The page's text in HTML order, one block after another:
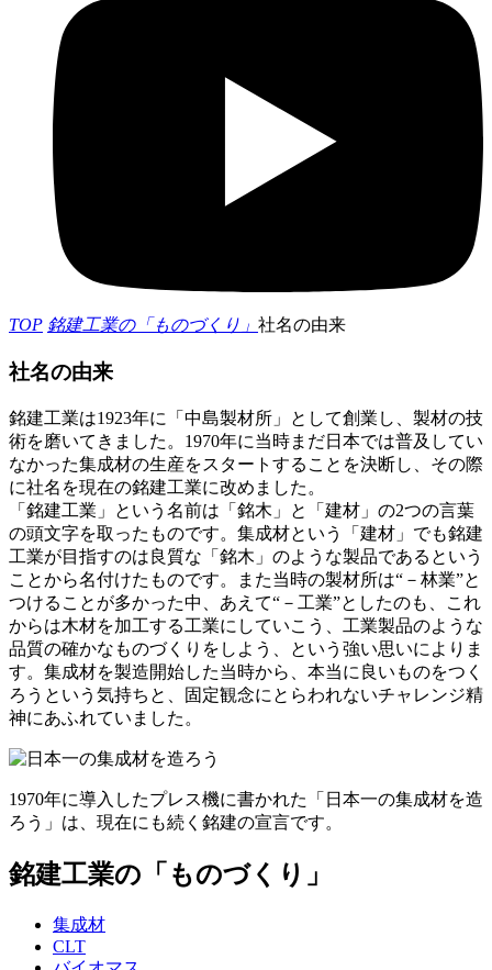
TOP 銘建工業の「ものづくり」 社名の由来
社名の由来
銘建工業は1923年に「中島製材所」として創業し、製材の技
術を磨いてきました。1970年に当時まだ日本では普及してい
なかった集成材の生産をスタートすることを決断し、その際
に社名を現在の銘建工業に改めました。
「銘建工業」という名前は「銘木」と「建材」の2つの言葉
の頭文字を取ったものです。集成材という「建材」でも銘建
工業が目指すのは良質な「銘木」のような製品であるという
ことから名付けたものです。また当時の製材所は“－林業”と
つけることが多かった中、あえて“－工業”としたのも、これ
からは木材を加工する工業にしていこう、工業製品のような
品質の確かなものづくりをしよう、という強い思いによりま
す。集成材を製造開始した当時から、本当に良いものをつく
ろうという気持ちと、固定観念にとらわれないチャレンジ精
神にあふれていました。
1970年に導入したプレス機に書かれた「日本一の集成材を造
ろう」は、現在にも続く銘建の宣言です。
銘建工業の「ものづくり」
集成材
CLT